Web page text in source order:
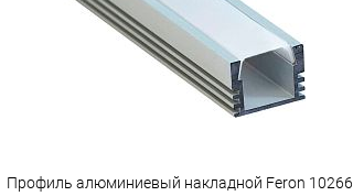
Профиль алюминиевый накладной Feron 10266